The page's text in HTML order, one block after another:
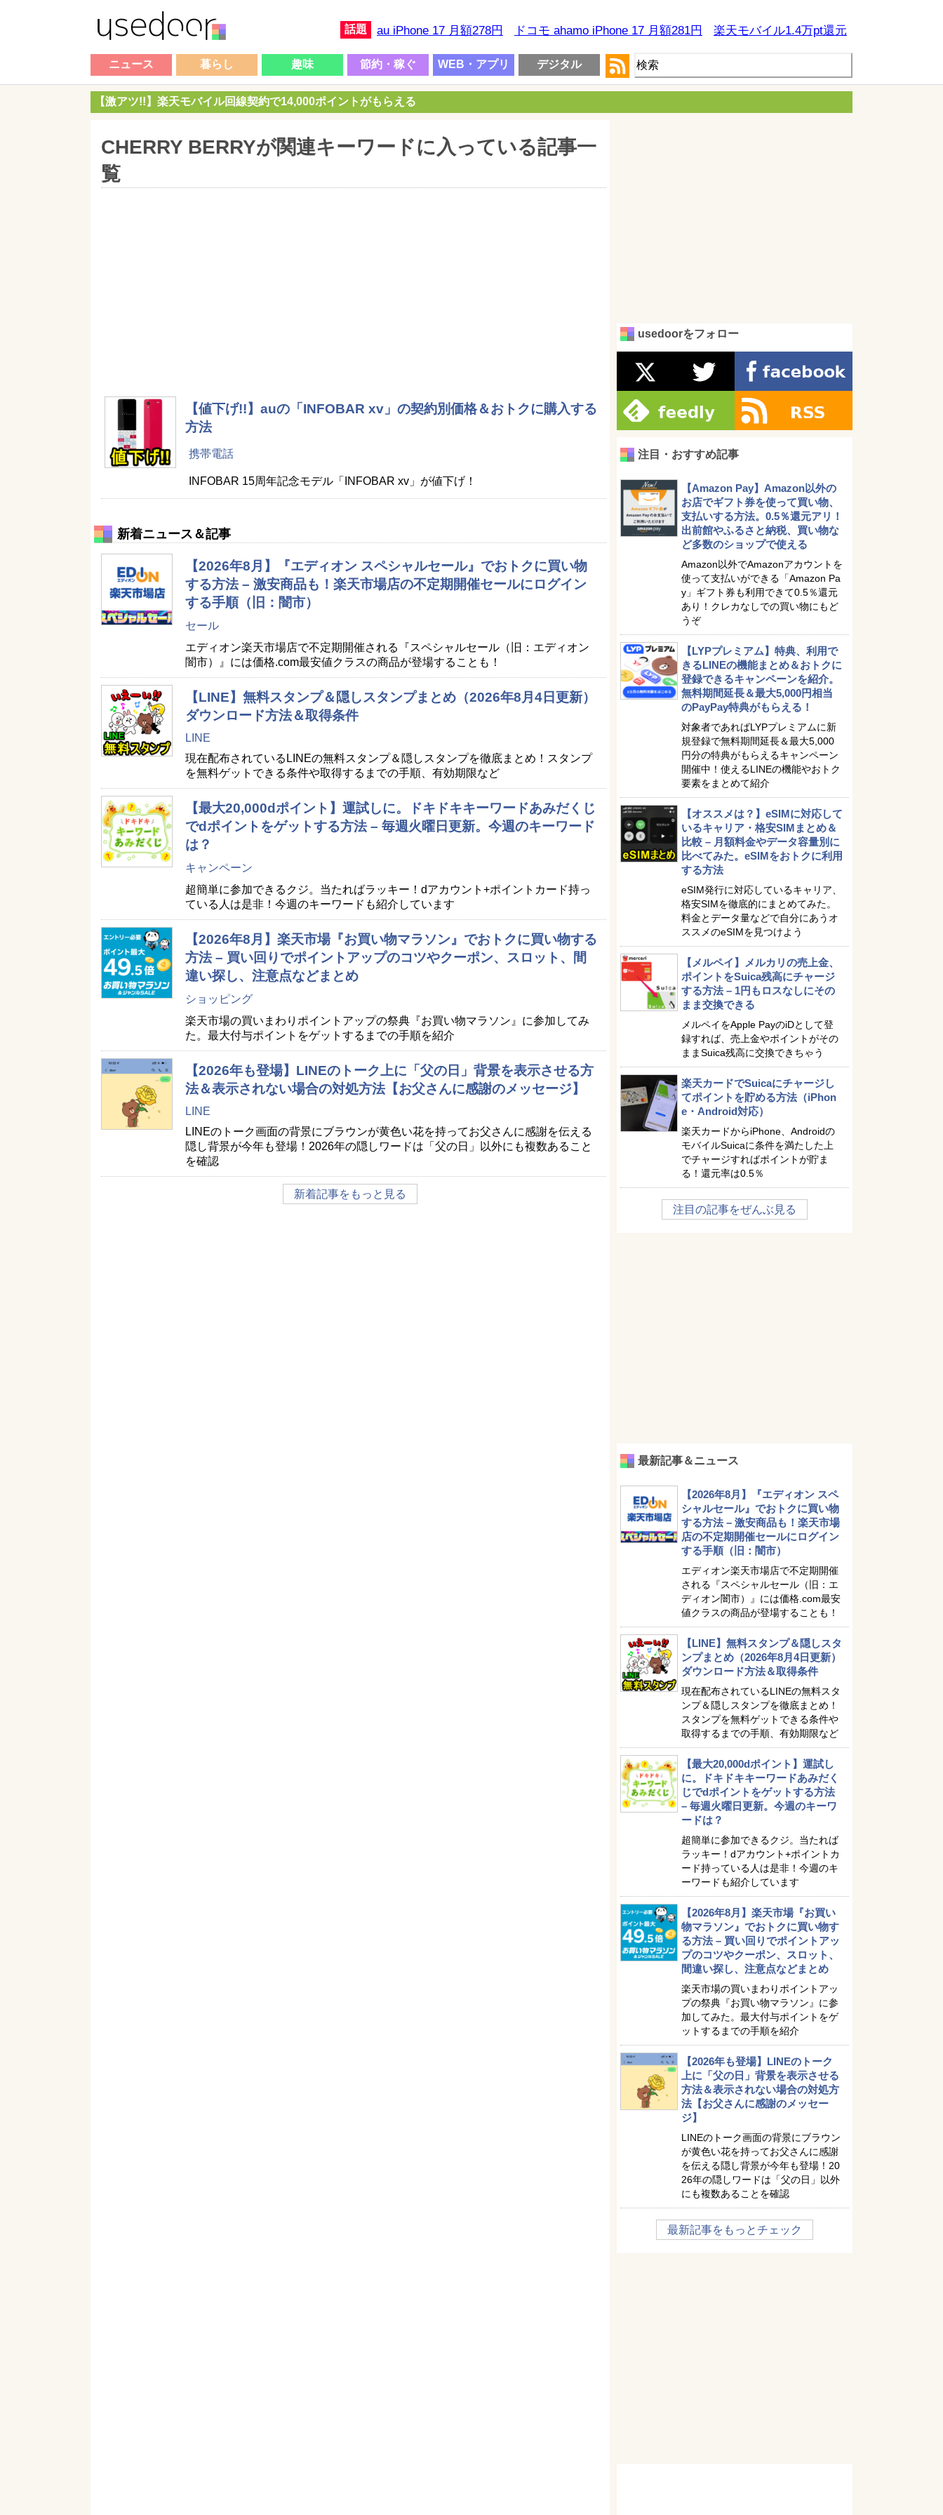
話題 au iPhone 17 月額278円 ドコモ ahamo iPhone 17 月額281円 楽天モバイル1.4万pt還元
ニュース 暮らし 趣味 節約・稼ぐ WEB・アプリ デジタル
【激アツ!!】楽天モバイル回線契約で14,000ポイントがもらえる
CHERRY BERRYが関連キーワードに入っている記事一
覧
【値下げ!!】auの「INFOBAR xv」の契約別価格＆おトクに購入する
方法
携帯電話
INFOBAR 15周年記念モデル「INFOBAR xv」が値下げ！
新着ニュース＆記事
【2026年8月】『エディオン スペシャルセール』でおトクに買い物
する方法 – 激安商品も！楽天市場店の不定期開催セールにログイン
する手順（旧：闇市）
セール
エディオン楽天市場店で不定期開催される『スペシャルセール（旧：エディオン
闇市）』には価格.com最安値クラスの商品が登場することも！
【LINE】無料スタンプ＆隠しスタンプまとめ（2026年8月4日更新）
ダウンロード方法＆取得条件
LINE
現在配布されているLINEの無料スタンプ＆隠しスタンプを徹底まとめ！スタンプ
を無料ゲットできる条件や取得するまでの手順、有効期限など
【最大20,000dポイント】運試しに。ドキドキキーワードあみだくじ
でdポイントをゲットする方法 – 毎週火曜日更新。今週のキーワード
は？
キャンペーン
超簡単に参加できるクジ。当たればラッキー！dアカウント+ポイントカード持っ
ている人は是非！今週のキーワードも紹介しています
【2026年8月】楽天市場『お買い物マラソン』でおトクに買い物する
方法 – 買い回りでポイントアップのコツやクーポン、スロット、間
違い探し、注意点などまとめ
ショッピング
楽天市場の買いまわりポイントアップの祭典『お買い物マラソン』に参加してみ
た。最大付与ポイントをゲットするまでの手順を紹介
【2026年も登場】LINEのトーク上に「父の日」背景を表示させる方
法＆表示されない場合の対処方法【お父さんに感謝のメッセージ】
LINE
LINEのトーク画面の背景にブラウンが黄色い花を持ってお父さんに感謝を伝える
隠し背景が今年も登場！2026年の隠しワードは「父の日」以外にも複数あること
を確認
新着記事をもっと見る
usedoorをフォロー
注目・おすすめ記事
【Amazon Pay】Amazon以外の
お店でギフト券を使って買い物、
支払いする方法。0.5％還元アリ！
出前館やふるさと納税、買い物な
ど多数のショップで使える
Amazon以外でAmazonアカウントを
使って支払いができる「Amazon Pa
y」ギフト券も利用できて0.5％還元
あり！クレカなしでの買い物にもど
うぞ
【LYPプレミアム】特典、利用で
きるLINEの機能まとめ＆おトクに
登録できるキャンペーンを紹介。
無料期間延長＆最大5,000円相当
のPayPay特典がもらえる！
対象者であればLYPプレミアムに新
規登録で無料期間延長＆最大5,000
円分の特典がもらえるキャンペーン
開催中！使えるLINEの機能やおトク
要素をまとめて紹介
【オススメは？】eSIMに対応して
いるキャリア・格安SIMまとめ＆
比較 – 月額料金やデータ容量別に
比べてみた。eSIMをおトクに利用
する方法
eSIM発行に対応しているキャリア、
格安SIMを徹底的にまとめてみた。
料金とデータ量などで自分にあうオ
ススメのeSIMを見つけよう
【メルペイ】メルカリの売上金、
ポイントをSuica残高にチャージ
する方法 – 1円もロスなしにその
まま交換できる
メルペイをApple PayのiDとして登
録すれば、売上金やポイントがその
ままSuica残高に交換できちゃう
楽天カードでSuicaにチャージし
てポイントを貯める方法（iPhon
e・Android対応）
楽天カードからiPhone、Androidの
モバイルSuicaに条件を満たした上
でチャージすればポイントが貯ま
る！還元率は0.5％
注目の記事をぜんぶ見る
最新記事＆ニュース
【2026年8月】『エディオン スペ
シャルセール』でおトクに買い物
する方法 – 激安商品も！楽天市場
店の不定期開催セールにログイン
する手順（旧：闇市）
エディオン楽天市場店で不定期開催
される『スペシャルセール（旧：エ
ディオン闇市）』には価格.com最安
値クラスの商品が登場することも！
【LINE】無料スタンプ＆隠しスタ
ンプまとめ（2026年8月4日更新）
ダウンロード方法＆取得条件
現在配布されているLINEの無料スタ
ンプ＆隠しスタンプを徹底まとめ！
スタンプを無料ゲットできる条件や
取得するまでの手順、有効期限など
【最大20,000dポイント】運試し
に。ドキドキキーワードあみだく
じでdポイントをゲットする方法
– 毎週火曜日更新。今週のキーワ
ードは？
超簡単に参加できるクジ。当たれば
ラッキー！dアカウント+ポイントカ
ード持っている人は是非！今週のキ
ーワードも紹介しています
【2026年8月】楽天市場『お買い
物マラソン』でおトクに買い物す
る方法 – 買い回りでポイントアッ
プのコツやクーポン、スロット、
間違い探し、注意点などまとめ
楽天市場の買いまわりポイントアッ
プの祭典『お買い物マラソン』に参
加してみた。最大付与ポイントをゲ
ットするまでの手順を紹介
【2026年も登場】LINEのトーク
上に「父の日」背景を表示させる
方法＆表示されない場合の対処方
法【お父さんに感謝のメッセー
ジ】
LINEのトーク画面の背景にブラウン
が黄色い花を持ってお父さんに感謝
を伝える隠し背景が今年も登場！20
26年の隠しワードは「父の日」以外
にも複数あることを確認
最新記事をもっとチェック